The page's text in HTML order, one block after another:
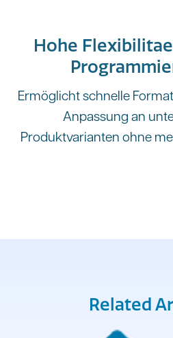
Hohe
Ermöglicht schnelle
Anpassung an
Produktvarianten ohne
Related